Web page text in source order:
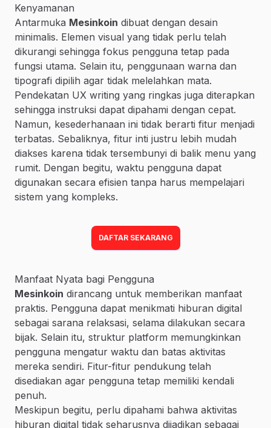
Kenyamanan
Antarmuka Mesinkoin dibuat dengan desain
minimalis. Elemen visual yang tidak perlu telah
dikurangi sehingga fokus pengguna tetap pada
fungsi utama. Selain itu, penggunaan warna dan
tipografi dipilih agar tidak melelahkan mata.
Pendekatan UX writing yang ringkas juga diterapkan
sehingga instruksi dapat dipahami dengan cepat.
Namun, kesederhanaan ini tidak berarti fitur menjadi
terbatas. Sebaliknya, fitur inti justru lebih mudah
diakses karena tidak tersembunyi di balik menu yang
rumit. Dengan begitu, waktu pengguna dapat
digunakan secara efisien tanpa harus mempelajari
sistem yang kompleks.
DAFTAR SEKARANG
Manfaat Nyata bagi Pengguna
Mesinkoin dirancang untuk memberikan manfaat
praktis. Pengguna dapat menikmati hiburan digital
sebagai sarana relaksasi, selama dilakukan secara
bijak. Selain itu, struktur platform memungkinkan
pengguna mengatur waktu dan batas aktivitas
mereka sendiri. Fitur-fitur pendukung telah
disediakan agar pengguna tetap memiliki kendali
penuh.
Meskipun begitu, perlu dipahami bahwa aktivitas
hiburan digital tidak seharusnya dijadikan sebagai